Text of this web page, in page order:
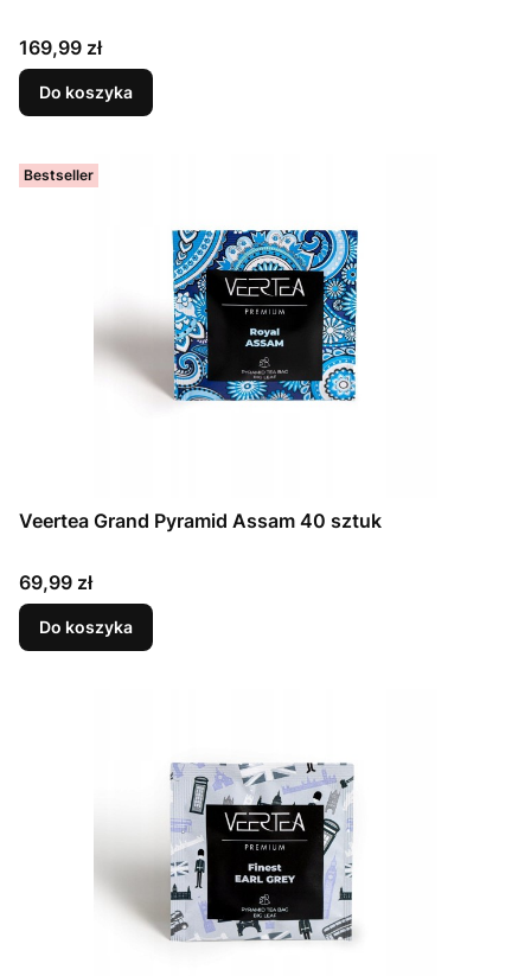
Cena
169,99 zł
Do koszyka
Bestseller
Veertea Grand Pyramid Assam 40 sztuk
Cena
69,99 zł
Do koszyka